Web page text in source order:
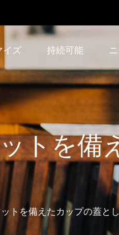
イズ 持続可能
トを備
トを備えたカップの蓋と